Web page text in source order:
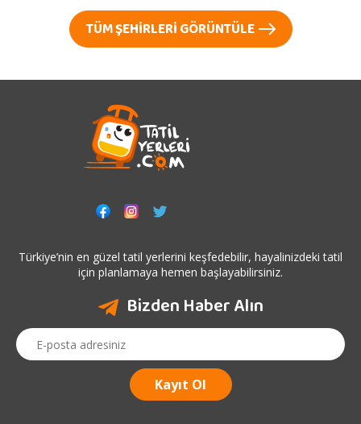
TÜM ŞEHIRLERI GÖRÜNTÜLE
Türkiye’nin en güzel tatil yerlerini keşfedebilir, hayalinizdeki tatil
için planlamaya hemen başlayabilirsiniz.
Bizden Haber Alın